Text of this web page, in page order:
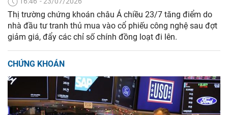
Thị trường chứng khoán châu Á chiều 23/7 tăng điểm do
nhà đầu tư tranh thủ mua vào cổ phiếu công nghệ sau đợt
giảm giá, đẩy các chỉ số chính đồng loạt đi lên.
CHỨNG KHOÁN